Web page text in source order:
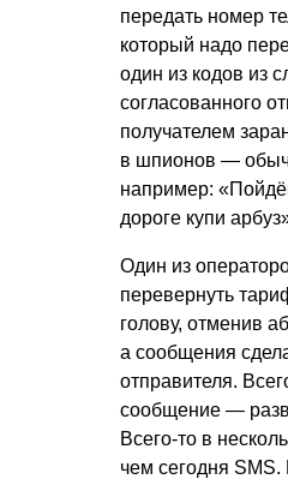
передать номер
который надо
один из кодов из
согласованного
получателем
в шпионов —
например:
дороге купи
Один из
перевернуть
голову, отменив
а сообщения
отправителя.
сообщение —
Всего-то в
чем сегодня SMS.